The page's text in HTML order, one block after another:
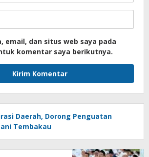
email, dan situs web saya pada
komentar saya berikutnya.
Daerah, Dorong Penguatan
Tembakau